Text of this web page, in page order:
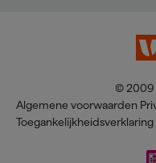
© 2009
Algemene voorwaarden
Toegankelijkheidsverklaring